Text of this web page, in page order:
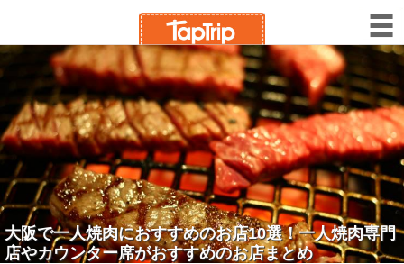
大阪で一人焼肉におすすめのお店10選！一人焼肉専門
店やカウンター席がおすすめのお店まとめ